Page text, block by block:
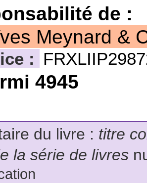
de :
Meynard &
:
4945
du livre : titre
la série de livres